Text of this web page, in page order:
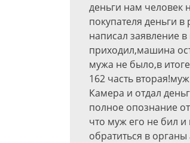
деньги нам человек
покупателя деньги
написал заявление
приходил,машина
мужа не было,в
162 часть
Камера и отдал
полное опознание
что муж его не бил
обратиться в